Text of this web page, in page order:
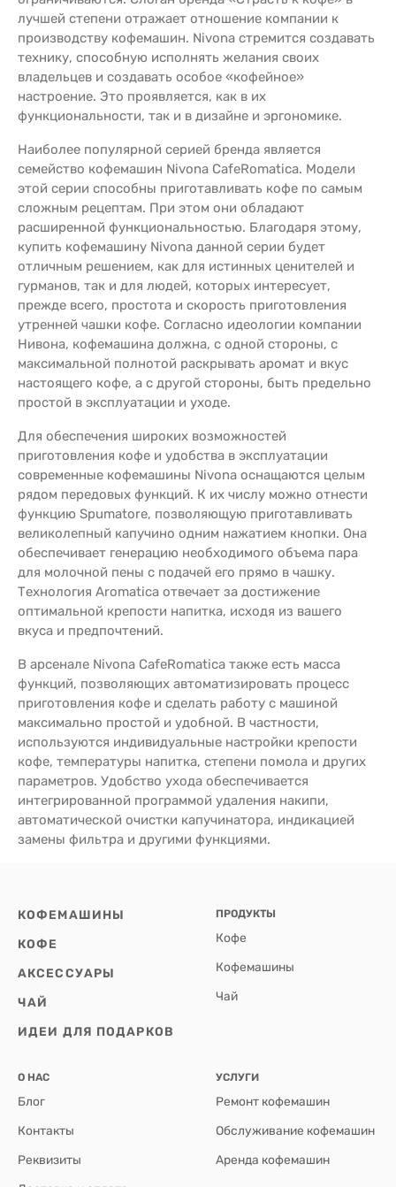
лучшей степени отражает отношение компании к
производству кофемашин. Nivona стремится создавать
технику, способную исполнять желания своих
владельцев и создавать особое «кофейное»
настроение. Это проявляется, как в их
функциональности, так и в дизайне и эргономике.
Наиболее популярной серией бренда является
семейство кофемашин Nivona CafeRomatica. Модели
этой серии способны приготавливать кофе по самым
сложным рецептам. При этом они обладают
расширенной функциональностью. Благодаря этому,
купить кофемашину Nivona данной серии будет
отличным решением, как для истинных ценителей и
гурманов, так и для людей, которых интересует,
прежде всего, простота и скорость приготовления
утренней чашки кофе. Согласно идеологии компании
Нивона, кофемашина должна, с одной стороны, с
максимальной полнотой раскрывать аромат и вкус
настоящего кофе, а с другой стороны, быть предельно
простой в эксплуатации и уходе.
Для обеспечения широких возможностей
приготовления кофе и удобства в эксплуатации
современные кофемашины Nivona оснащаются целым
рядом передовых функций. К их числу можно отнести
функцию Spumatore, позволяющую приготавливать
великолепный капучино одним нажатием кнопки. Она
обеспечивает генерацию необходимого объема пара
для молочной пены с подачей его прямо в чашку.
Технология Aromatica отвечает за достижение
оптимальной крепости напитка, исходя из вашего
вкуса и предпочтений.
В арсенале Nivona CafeRomatica также есть масса
функций, позволяющих автоматизировать процесс
приготовления кофе и сделать работу с машиной
максимально простой и удобной. В частности,
используются индивидуальные настройки крепости
кофе, температуры напитка, степени помола и других
параметров. Удобство ухода обеспечивается
интегрированной программой удаления накипи,
автоматической очистки капучинатора, индикацией
замены фильтра и другими функциями.
КОФЕМАШИНЫ
КОФЕ
АКСЕССУАРЫ
ЧАЙ
ИДЕИ ДЛЯ ПОДАРКОВ
ПРОДУКТЫ
Кофе
Кофемашины
Чай
О НАС
Блог
Контакты
Реквизиты
УСЛУГИ
Ремонт кофемашин
Обслуживание кофемашин
Аренда кофемашин